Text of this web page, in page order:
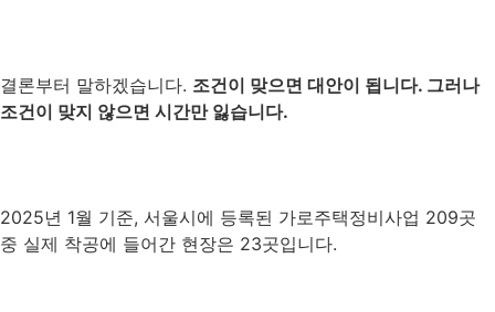
결론부터 말하겠습니다. 조건이 맞으면 대안이 됩니다. 그러나
조건이 맞지 않으면 시간만 잃습니다.
2025년 1월 기준, 서울시에 등록된 가로주택정비사업 209곳
중 실제 착공에 들어간 현장은 23곳입니다.